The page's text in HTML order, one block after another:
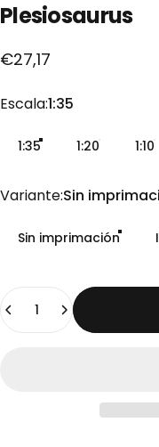
Plesiosaurus
€27,17
Escala
Escala:1:35
1:35 1:20 1:10
Variante
Variante:Sin
Sin imprimación